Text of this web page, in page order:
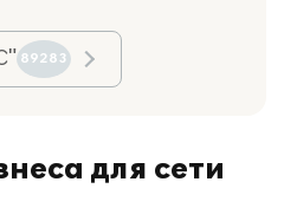
89283
для сети